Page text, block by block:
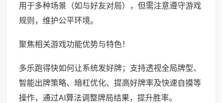
用于多种场景（如与好友对局），但需注意遵守游戏
规则，维护公平环境。
聚焦相关游戏功能优势与特色！
多乐跑得快如何让系统发好牌；支持透视全局牌型、
智能出牌策略、暗杠优化、提高好牌率及快速自摸等
操作，通过AI算法调整牌局结果，提升胜率。